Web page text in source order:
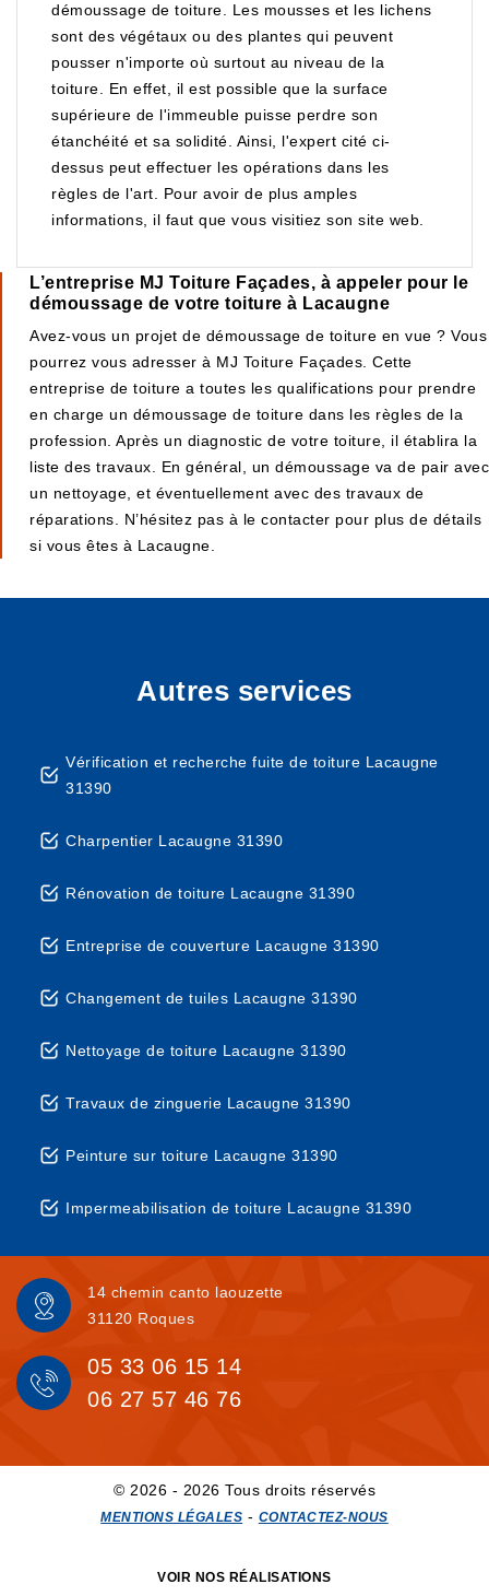
démoussage de toiture. Les mousses et les lichens
sont des végétaux ou des plantes qui peuvent
pousser n'importe où surtout au niveau de la
toiture. En effet, il est possible que la surface
supérieure de l'immeuble puisse perdre son
étanchéité et sa solidité. Ainsi, l'expert cité ci-
dessus peut effectuer les opérations dans les
règles de l'art. Pour avoir de plus amples
informations, il faut que vous visitiez son site web.
L’entreprise MJ Toiture Façades, à appeler pour le
démoussage de votre toiture à Lacaugne
Avez-vous un projet de démoussage de toiture en vue ? Vous
pourrez vous adresser à MJ Toiture Façades. Cette
entreprise de toiture a toutes les qualifications pour prendre
en charge un démoussage de toiture dans les règles de la
profession. Après un diagnostic de votre toiture, il établira la
liste des travaux. En général, un démoussage va de pair avec
un nettoyage, et éventuellement avec des travaux de
réparations. N’hésitez pas à le contacter pour plus de détails
si vous êtes à Lacaugne.
Autres services
Vérification et recherche fuite de toiture Lacaugne
31390
Charpentier Lacaugne 31390
Rénovation de toiture Lacaugne 31390
Entreprise de couverture Lacaugne 31390
Changement de tuiles Lacaugne 31390
Nettoyage de toiture Lacaugne 31390
Travaux de zinguerie Lacaugne 31390
Peinture sur toiture Lacaugne 31390
Impermeabilisation de toiture Lacaugne 31390
14 chemin canto laouzette
31120 Roques
05 33 06 15 14
06 27 57 46 76
© 2026 - 2026 Tous droits réservés
MENTIONS LÉGALES - CONTACTEZ-NOUS
VOIR NOS RÉALISATIONS